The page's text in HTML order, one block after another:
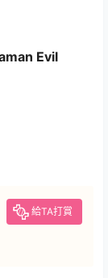
Evil
給TA打賞